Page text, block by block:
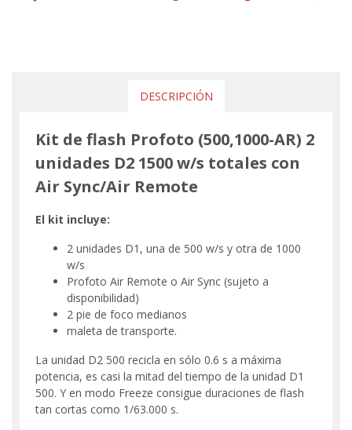
DESCRIPCIÓN
Kit de flash Profoto (500,1000-AR) 2
unidades D2 1500 w/s totales con
Air Sync/Air Remote
El kit incluye:
2 unidades D1, una de 500 w/s y otra de 1000
w/s
Profoto Air Remote o Air Sync (sujeto a
disponibilidad)
2 pie de foco medianos
maleta de transporte.
La unidad D2 500 recicla en sólo 0.6 s a máxima
potencia, es casi la mitad del tiempo de la unidad D1
500. Y en modo Freeze consigue duraciones de flash
tan cortas como 1/63.000 s.